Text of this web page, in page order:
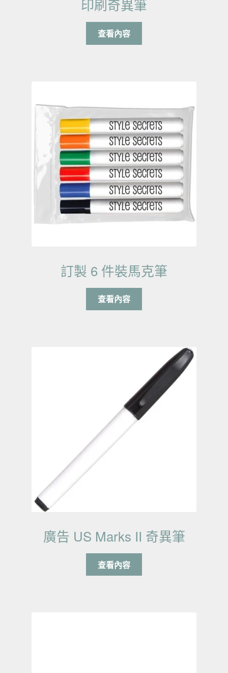
印刷奇異筆
查看內容
訂製 6 件裝馬克筆
查看內容
廣告 US Marks II 奇異筆
查看內容